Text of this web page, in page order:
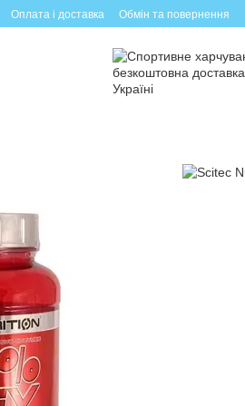
Оплата і доставка Обмін та повернення